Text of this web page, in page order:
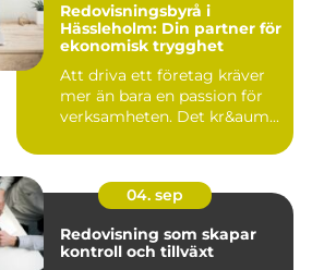
Redovisningsbyrå i
Hässleholm: Din partner för
ekonomisk trygghet
Att driva ett företag kräver
mer än bara en passion för
verksamheten. Det kr&aum...
04. sep
Redovisning som skapar
kontroll och tillväxt